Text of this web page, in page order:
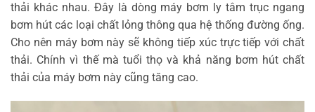
thải khác nhau. Đây là dòng máy bơm ly tâm trục ngang
bơm hút các loại chất lỏng thông qua hệ thống đường ống.
Cho nên máy bơm này sẽ không tiếp xúc trực tiếp với chất
thải. Chính vì thế mà tuổi thọ và khả năng bơm hút chất
thải của máy bơm này cũng tăng cao.